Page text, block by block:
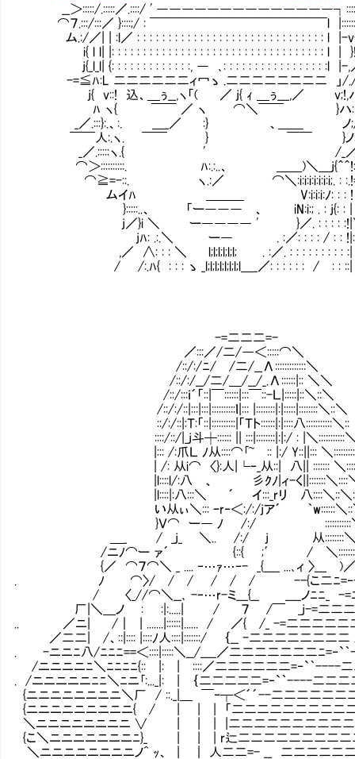
__＞:::::/.:::::／.::::/ '
⌒７.:::/:::／ }::::;/ : ￣￣￣￣￣￣￣￣￣￣￣￣￣￣l
ム.:/／| | :l／ : : : : : : : : : : : : : : : : : : : : : : : : : : : : : : l |-
i{ l l| |: : : : : : : : : : : : : : : : : : : : : : : : : : : : : : : : : : l |
j{_l_l| {: : : : : : : : : : : : :, ― ､: : : : : : : : : : : : : : : : :l |-,
-=≦ﾊ:L 二二二二二二ィ冖ゝ .二二二二二二二二 」/./
j{ v::! 込、＿ぅ__,ヽ「( ／ j{ ｨ ＿ぅ___,／ v;!,
ﾊ ヽ{ ￣￣ ／ ヽ ⌒＼￣￣ }ハ:.:.
_／.:::}:.、:. ＿_／ :} 、＿＿ ノ;/.:/く し
￣￣人:.ヽ. ￣￣ } ￣￣ }ノ:./
_／.:::::ヽ.{ ' /_／(￣
⌒＞::::::::::. ﾊ:.:..、 ＿＿)＼＿j{＾＾!:::.
⌒≧=-::. ヽ.:／ ⌒＼:i:i:i:i:i:i:i;. :
ムイﾊ ＿＿＿ V:i:i:i:ﾉ: : : !
}:::::..、 「ー――― 、 iN:i:; . : j{: : |
j／}i ＼ ー―――― ' }／. : : : : :!|
jﾊ: .:.＼ ー― . :／: : : : / : : !|:.
,／ ∧: : : ＼ l;l;l;l;l;l; . :／. : : : : : : : : :
/ /:.ﾊ{ : : : ゝ _l;l;l;l;l;l;l;l＿_／: : : : : : / :
-=二二二=-
／:::／/二/―＜:::::⌒＼
/::/:/ﾆ/ /二/__Λ:::::::::::::＼
/::/:/__/二/＿/__/_.Λ::::::|:: ＼＼
/::/:::ｉ´「::|￣::::::|:::￣::-Ｌ|:::::|::＼::＼
/::/:/::|:::|:::|::::::::::ｌ|::: |::::::::|:|:::::|::::::::＼::＼
::/:/::|:Ｔ:「::|::::::::::|「Ｔト::::::|:|::::八:::::::::::＼::
::::/::/|_j斗┼:::::: || :::|::::::::|:|:/ : |＼:::::::::::
|::: /:爪Ｌ ﾉ从::::⌒｢~㍉:: |:/ Y::||::: ＼:::::::::::
| /: 从i⌒ 〈}:人|└‐_从::| 八|| ::::::: ＼
|l::::l/:八 、 彡ｸﾉ|ィ-く||:::::::＼::::＼
|l::::|:八:::＼ ´ イ:::_rリ∟八::::＼::＼::::＼
い从ぃ＼::: ｰr‐＜:/:/jア´ ｀w::::::＼::＼::::
}Ｖ⌒ ー― ﾉ /:/ ⅱ:::::::::::＼::＼
＿_ / _j_ ＼.. /:/ j 从::::::::＼ ::＼::
/ニﾉ⌒ー ァ´ {::{ ;′ / ＼
{／ ⌒７⌒＼ _ .... ‐…ｧ…‐- _{____ ...､ィ 〉___ )／＼
. ﾉ ⌒〉/ / / / / / --{こ二ﾆ=‐- )／
/ 〈_//⌒＼__､ -‐…r-ミ___{__ ____ノﾆﾆ_ -=
厂|＼＿ノ : :|:.....| / ７ /￣ _j-=二二二二
.. ／ニ| /｜ | .......|::::::|...... / ／{ /_ -=二二二二二
／二二| /、::|:::: |::::ﾉ人::::|:::::::/ ｛__ -二二二二二二二二
. -ニニﾆ八/ﾆﾆﾆ==＜::::|:::::＼__/____／二二二二二二二ﾆ=‐`
/ニニニニﾆ＼ﾆﾆﾆﾆ{:: |: | ::::／二二二二二二=‐`｀----二
. /ニニニニニﾆﾆ＼ﾆニ｢:..._|: | ｛二二二二二=‐`｀----二二二
{ニニニニニニニニ＼厂 / ::._|＿ ￣‐┬＜´´--二二二二二二
{ニニニニニニニニニ{ / | | | 「二二二二二二二二二
＼ニニニニニニニニ ∨ | | | |二二二二二二二二二二
{こ＼ニニニニニニニﾆ}_ | | | r辷二二二二二二二二二
＼ニニニニニニニニノ^ ｯ、 | ｜ 人二二=- __ 二二二二二